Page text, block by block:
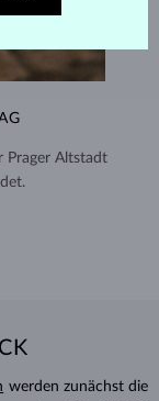
Prager Altstadt
werden zunächst die